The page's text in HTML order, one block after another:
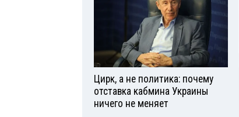
Цирк, а не политика: почему
отставка кабмина Украины
ничего не меняет